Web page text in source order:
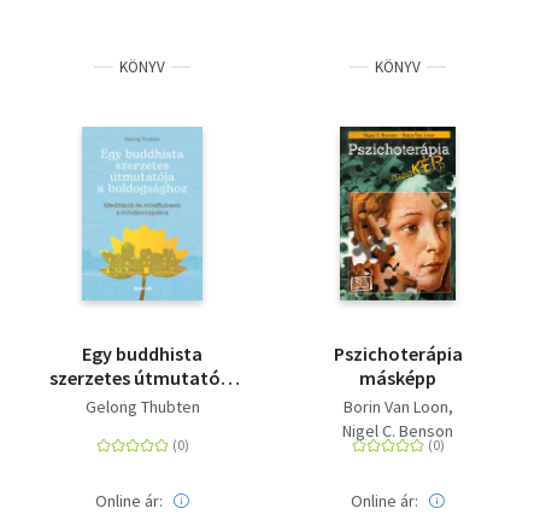
KÖNYV
Egy buddhista
szerzetes útmutatója
a boldogsághoz -
mindfulness a
Gelong Thubten
Online ár:
KÖNYV
Pszichoterápia
másképp
Borin Van Loon
Nigel C. Benson
Online ár: